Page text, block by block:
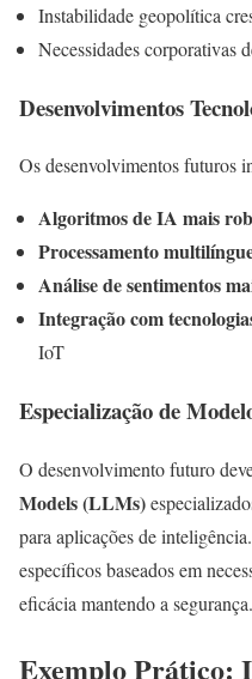
Instabilidade geopolítica
Necessidades corporativas
Desenvolvimentos
Os desenvolvimentos futuros
Algoritmos de IA mais
Processamento
Análise de sentimentos
Integração com
IoT
Especialização de
O desenvolvimento futuro
Models (LLMs)
para aplicações de
específicos baseados em
eficácia mantendo a segurança.
Exemplo Prático: